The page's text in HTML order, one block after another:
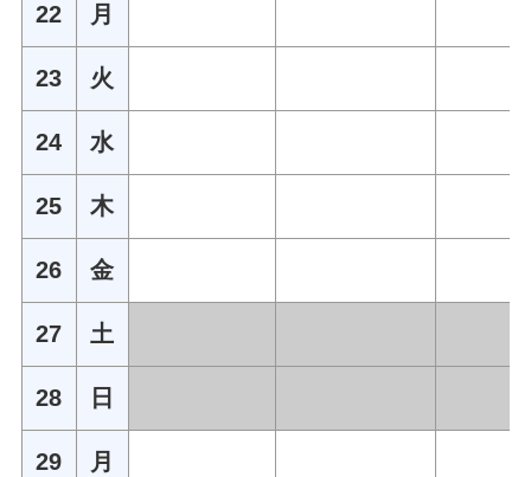
22 月
23 火
24 水
25 木
26 金
27 土
28 日
29 月